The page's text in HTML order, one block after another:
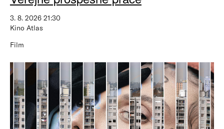
3. 8. 2026 21:30
Kino Atlas
Film